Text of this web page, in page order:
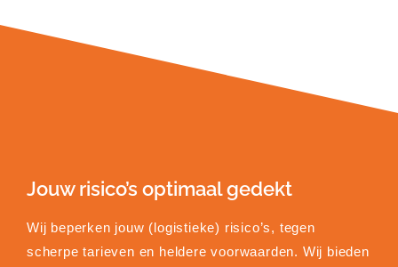
Jouw risico’s optimaal gedekt
Wij beperken jouw (logistieke) risico’s, tegen
scherpe tarieven en heldere voorwaarden. Wij bieden